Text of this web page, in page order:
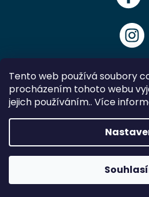
Tento web používá soubory
procházením tohoto webu
jejich používáním.. Více
Vytvořil
Zlatavelryba.cz.